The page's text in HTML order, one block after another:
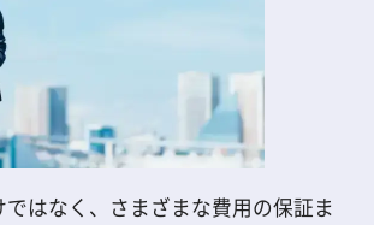
はなく、さまざまな費用の保証ま